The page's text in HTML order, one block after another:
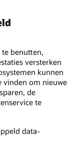
benutten,
versterken
kunnen
vinden om nieuwe
de
te
data-